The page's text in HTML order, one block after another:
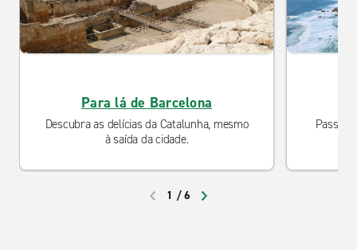
Para lá de Barcelona
Descubra as delícias da Catalunha, mesmo
à saída da cidade.
1 /6